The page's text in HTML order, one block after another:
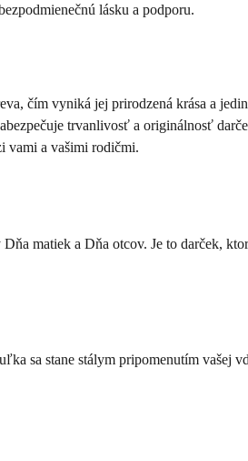
lásku a podporu.
čím vyniká jej prirodzená krása a
trvanlivosť a originálnosť
vami a vašimi rodičmi.
matiek a Dňa otcov. Je to darček,
sa stane stálym pripomenutím vašej